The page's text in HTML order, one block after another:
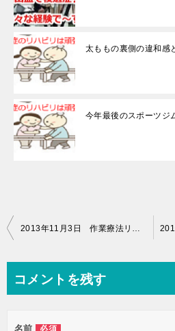
太ももの裏側の違和感
今年最後のスポーツジ
投
ビ
2013年11月3日 作業療法リハビリ（14時00分～15時00分）
コメントを残す
名前 必須